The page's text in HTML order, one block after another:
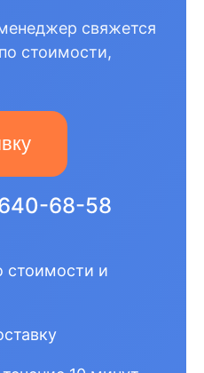
свяжется
стоимости,
68-58
стоимости и